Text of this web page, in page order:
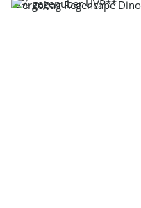
-6%gegenüber UVP**